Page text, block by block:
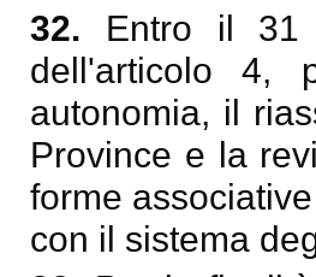
32. Entro il 31
dell'articolo 4,
autonomia, il
Province e la
forme
con il sistema